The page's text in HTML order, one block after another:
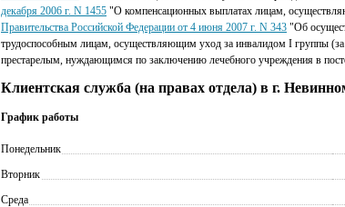
декабря 2006 г. N 1455 "О компенсационных выплатах лицам,
Правительства Российской Федерации от 4 июня 2007 г. N 343 "Об
трудоспособным лицам, осуществляющим уход за инвалидом I группы
престарелым, нуждающимся по заключению лечебного учреждения в
Клиентская служба (на правах отдела) в г.
График работы
Понедельник
Вторник
Среда